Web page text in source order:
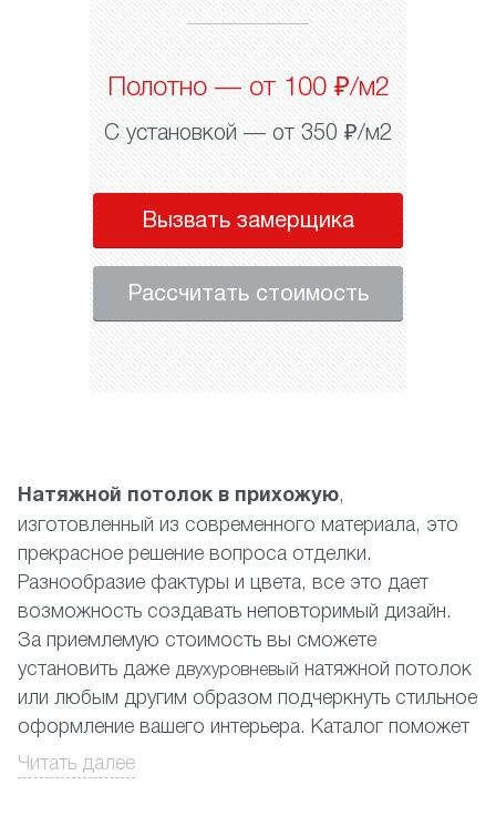
Полотно — от 100 ₽/м2
С установкой — от 350 ₽/м2
Вызвать замерщика
Рассчитать стоимость
Натяжной потолок в прихожую,
изготовленный из современного материала, это
прекрасное решение вопроса отделки.
Разнообразие фактуры и цвета, все это дает
возможность создавать неповторимый дизайн.
За приемлемую стоимость вы сможете
установить даже двухуровневый натяжной потолок
или любым другим образом подчеркнуть стильное
оформление вашего интерьера. Каталог поможет
подобрать Вам верное дизайнерское решение,
Читать далее